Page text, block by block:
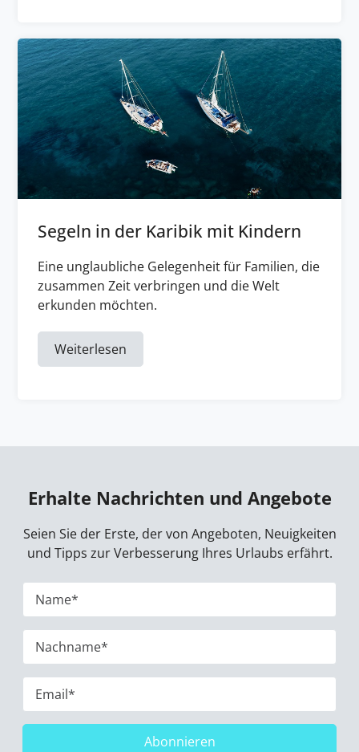
Segeln in der Karibik mit Kindern
Eine unglaubliche Gelegenheit für Familien, die
zusammen Zeit verbringen und die Welt
erkunden möchten.
Weiterlesen
Erhalte Nachrichten und Angebote
Seien Sie der Erste, der von Angeboten, Neuigkeiten
und Tipps zur Verbesserung Ihres Urlaubs erfährt.
Abonnieren